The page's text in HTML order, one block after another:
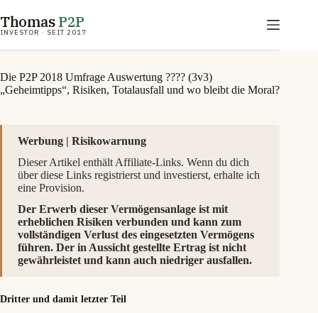
Inhalt
springen
ThomasP2P
INVESTOR · SEIT 2017
Die P2P 2018 Umfrage Auswertung ???? (3v3)
„Geheimtipps“, Risiken, Totalausfall und wo bleibt die Moral?
Werbung | Risikowarnung
Dieser Artikel enthält Affiliate-Links. Wenn du dich
über diese Links registrierst und investierst, erhalte ich
eine Provision.
Der Erwerb dieser Vermögensanlage ist mit
erheblichen Risiken verbunden und kann zum
vollständigen Verlust des eingesetzten Vermögens
führen. Der in Aussicht gestellte Ertrag ist nicht
gewährleistet und kann auch niedriger ausfallen.
Dritter und damit letzter Teil